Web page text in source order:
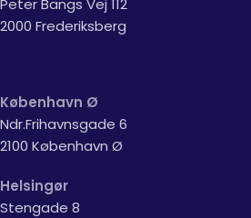
2000 Frederiksberg
København Ø
Ndr.Frihavnsgade 6
2100 København Ø
Helsingør
Stengade 8